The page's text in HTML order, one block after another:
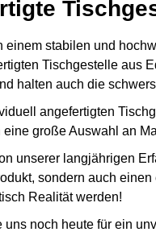
einem stabilen und
Tischgestelle aus
halten auch die
angefertigten
große Auswahl an
unserer langjährigen
sondern auch
Realität werden!
uns noch heute für ein